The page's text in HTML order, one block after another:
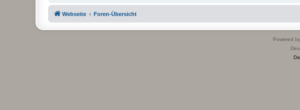
Webseite Foren-Übersicht
Powered by